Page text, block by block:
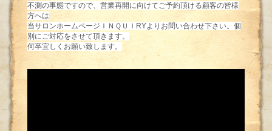
不測の事態ですので、営業再開に向けてご予約頂ける顧客の皆様
方へは
当サロンホームページＩＮＱＵＩRYよりお問い合わせ下さい。個
別にご対応をさせて頂きます。
何卒宜しくお願い致します。